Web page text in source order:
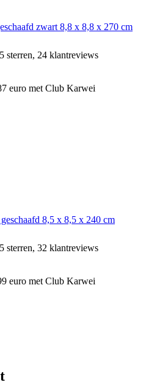
zwart 8,8 x 8,8 x 270 cm
sterren, 24 klantreviews
euro met Club Karwei
8,5 x 8,5 x 240 cm
sterren, 32 klantreviews
euro met Club Karwei